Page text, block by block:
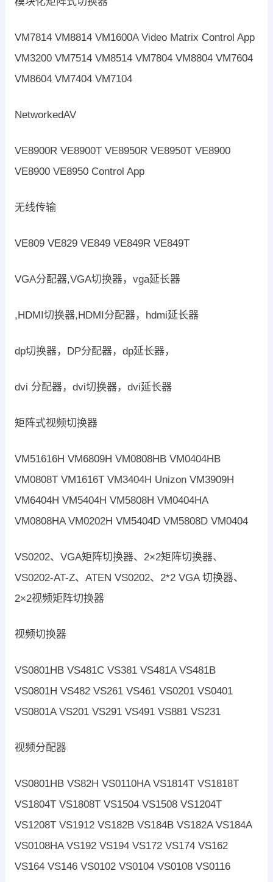
VM7814 VM8814 VM1600A Video Matrix Control App
VM3200 VM7514 VM8514 VM7804 VM8804 VM7604
VM8604 VM7404 VM7104
NetworkedAV
VE8900R VE8900T VE8950R VE8950T VE8900
VE8900 VE8950 Control App
无线传输
VE809 VE829 VE849 VE849R VE849T
VGA分配器,VGA切换器，vga延长器
,HDMI切换器,HDMI分配器，hdmi延长器
dp切换器，DP分配器，dp延长器，
dvi 分配器，dvi切换器，dvi延长器
矩阵式视频切换器
VM51616H VM6809H VM0808HB VM0404HB
VM0808T VM1616T VM3404H Unizon VM3909H
VM6404H VM5404H VM5808H VM0404HA
VM0808HA VM0202H VM5404D VM5808D VM0404
VS0202、VGA矩阵切换器、2×2矩阵切换器、
VS0202-AT-Z、ATEN VS0202、2*2 VGA 切换器、
2×2视频矩阵切换器
视频切换器
VS0801HB VS481C VS381 VS481A VS481B
VS0801H VS482 VS261 VS461 VS0201 VS0401
VS0801A VS201 VS291 VS491 VS881 VS231
视频分配器
VS0801HB VS82H VS0110HA VS1814T VS1818T
VS1804T VS1808T VS1504 VS1508 VS1204T
VS1208T VS1912 VS182B VS184B VS182A VS184A
VS0108HA VS192 VS194 VS172 VS174 VS162
VS164 VS146 VS0102 VS0104 VS0108 VS0116